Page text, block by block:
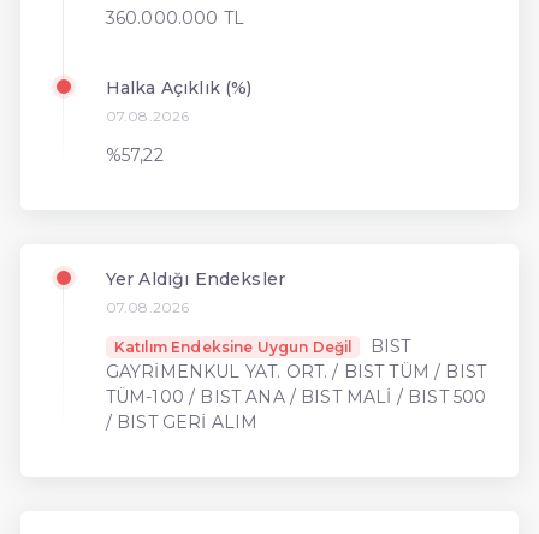
360.000.000 TL
Halka Açıklık (%)
07.08.2026
%57,22
Yer Aldığı Endeksler
07.08.2026
Katılım Endeksine Uygun Değil
BIST
GAYRİMENKUL YAT. ORT. / BIST TÜM / BIST
TÜM-100 / BIST ANA / BIST MALİ / BIST 500
/ BIST GERİ ALIM